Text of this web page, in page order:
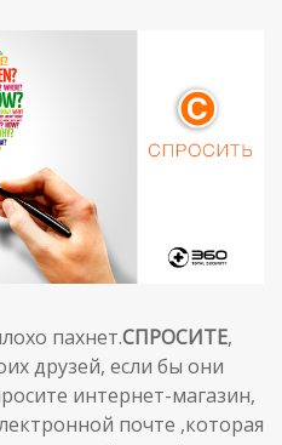
пахнет.СПРОСИТЕ,
друзей, если бы они
интернет-магазин,
почте ,которая